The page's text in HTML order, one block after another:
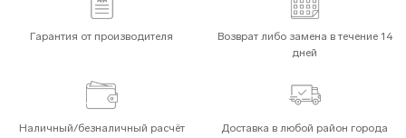
Гарантия от производителя
Возврат либо замена в течение 14
дней
Наличный/безналичный расчёт Доставка в любой район города